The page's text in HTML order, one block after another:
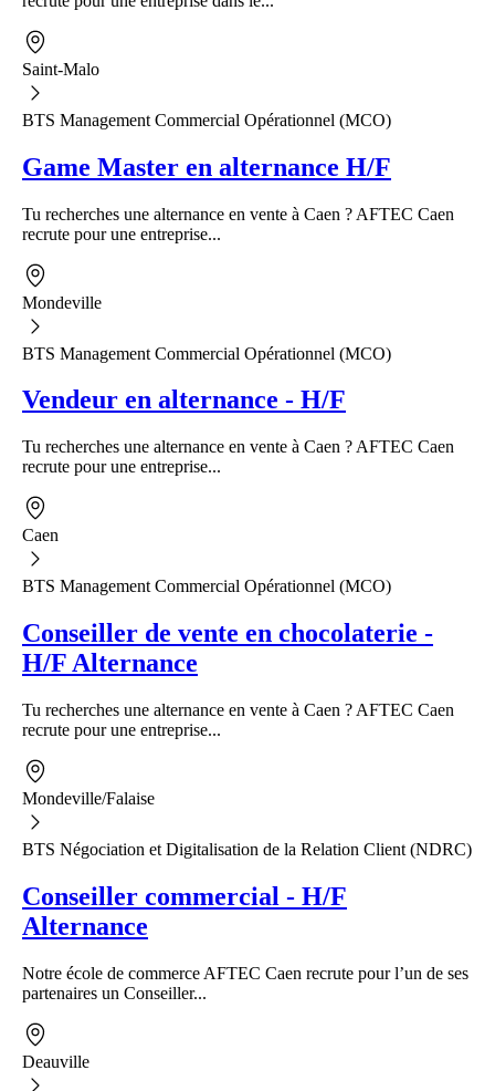
Saint-Malo
BTS Management Commercial Opérationnel (MCO)
Game Master en alternance H/F
Tu recherches une alternance en vente à Caen ? AFTEC Caen
recrute pour une entreprise...
Mondeville
BTS Management Commercial Opérationnel (MCO)
Vendeur en alternance - H/F
Tu recherches une alternance en vente à Caen ? AFTEC Caen
recrute pour une entreprise...
Caen
BTS Management Commercial Opérationnel (MCO)
Conseiller de vente en chocolaterie -
H/F Alternance
Tu recherches une alternance en vente à Caen ? AFTEC Caen
recrute pour une entreprise...
Mondeville/Falaise
BTS Négociation et Digitalisation de la Relation Client (NDRC)
Conseiller commercial - H/F
Alternance
Notre école de commerce AFTEC Caen recrute pour l’un de ses
partenaires un Conseiller...
Deauville